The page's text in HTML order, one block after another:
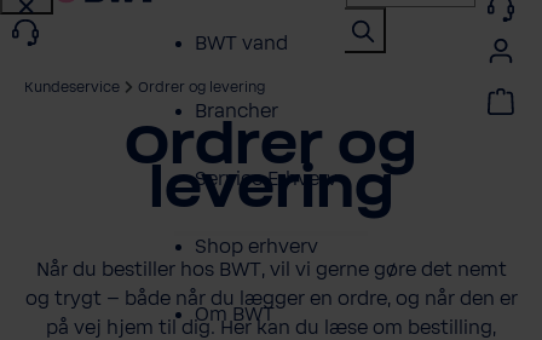
BWT vand
Brancher
Service Erhverv
Shop erhverv
Om BWT
Kundeservice Ordrer og levering
Ordrer og
levering
Når du bestiller hos BWT, vil vi gerne gøre det nemt
og trygt – både når du lægger en ordre, og når den er
på vej hjem til dig. Her kan du læse om bestilling,